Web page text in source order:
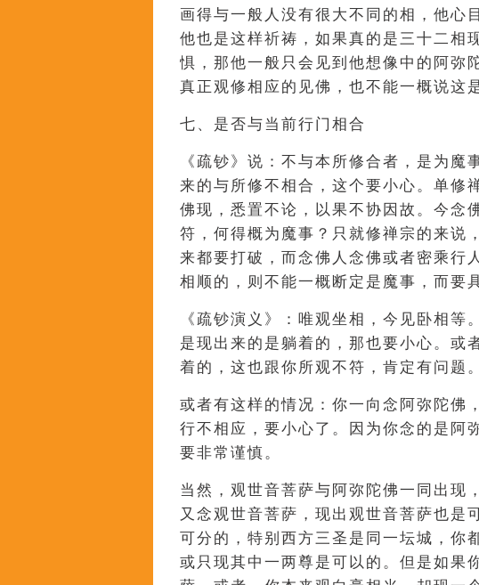
画得与一般人没有很大不同的相，他心
他也是这样祈祷，如果真的是三十二相
惧，那他一般只会见到他想像中的阿弥
真正观修相应的见佛，也不能一概说这
七、是否与当前行门相合
《疏钞》说：不与本所修合者，是为魔
来的与所修不相合，这个要小心。单修
佛现，悉置不论，以果不协因故。今念
符，何得概为魔事？只就修禅宗的来说
来都要打破，而念佛人念佛或者密乘行
相顺的，则不能一概断定是魔事，而要
《疏钞演义》：唯观坐相，今见卧相等
是现出来的是躺着的，那也要小心。或
着的，这也跟你所观不符，肯定有问题。
或者有这样的情况：你一向念阿弥陀佛
行不相应，要小心了。因为你念的是阿
要非常谨慎。
当然，观世音菩萨与阿弥陀佛一同出现
又念观世音菩萨，现出观世音菩萨也是
可分的，特别西方三圣是同一坛城，你
或只现其中一两尊是可以的。但是如果